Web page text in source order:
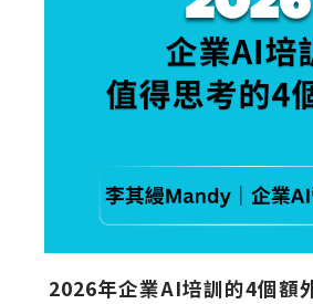
2026年企業AI培訓的4個額